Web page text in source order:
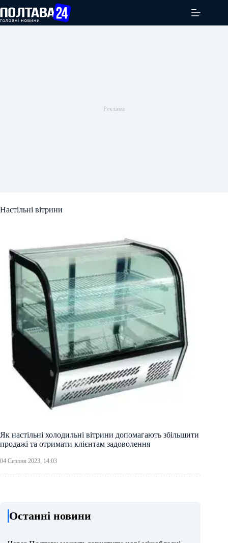
вмісту
Настільні вітрини
Як настільні холодильні вітрини допомагають збільшити
продажі та отримати клієнтам задоволення
04 Серпня 2023, 14:03
Останні новини